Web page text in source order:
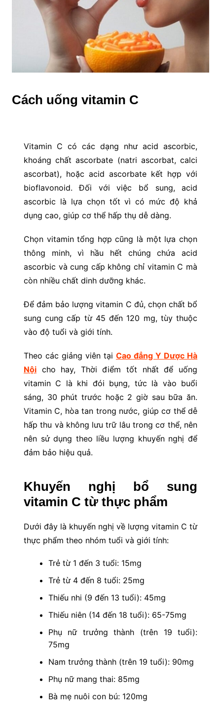
Cách uống vitamin C
Vitamin C có các dạng như acid ascorbic,
khoáng chất ascorbate (natri ascorbat, calci
ascorbat), hoặc acid ascorbate kết hợp với
bioflavonoid. Đối với việc bổ sung, acid
ascorbic là lựa chọn tốt vì có mức độ khả
dụng cao, giúp cơ thể hấp thụ dễ dàng.
Chọn vitamin tổng hợp cũng là một lựa chọn
thông minh, vì hầu hết chúng chứa acid
ascorbic và cung cấp không chỉ vitamin C mà
còn nhiều chất dinh dưỡng khác.
Để đảm bảo lượng vitamin C đủ, chọn chất bổ
sung cung cấp từ 45 đến 120 mg, tùy thuộc
vào độ tuổi và giới tính.
Theo các giảng viên tại Cao đẳng Y Dược Hà
Nộicho hay, Thời điểm tốt nhất để uống
vitamin C là khi đói bụng, tức là vào buổi
sáng, 30 phút trước hoặc 2 giờ sau bữa ăn.
Vitamin C, hòa tan trong nước, giúp cơ thể dễ
hấp thu và không lưu trữ lâu trong cơ thể, nên
nên sử dụng theo liều lượng khuyến nghị để
đảm bảo hiệu quả.
Khuyến nghị bổ sung
vitamin C từ thực phẩm
Dưới đây là khuyến nghị về lượng vitamin C từ
thực phẩm theo nhóm tuổi và giới tính:
Trẻ từ 1 đến 3 tuổi: 15mg
Trẻ từ 4 đến 8 tuổi: 25mg
Thiếu nhi (9 đến 13 tuổi): 45mg
Thiếu niên (14 đến 18 tuổi): 65-75mg
Phụ nữ trưởng thành (trên 19 tuổi):
75mg
Nam trưởng thành (trên 19 tuổi): 90mg
Phụ nữ mang thai: 85mg
Bà mẹ nuôi con bú: 120mg